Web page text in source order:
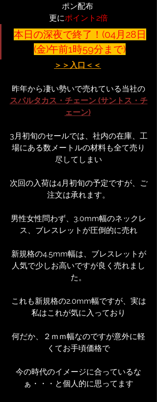
ポン配布
更にポイント2倍
本日の深夜で終了！(04月28日
(金)午前1時59分まで)
＞＞入口＜＜
昨年から凄い勢いで売れている当社の
スパルタカス・チェーン (サントス・チ
ェーン)
3月初旬のセールでは、社内の在庫、工
場にある数メートルの材料も全て売り
尽してしまい
次回の入荷は4月初旬の予定ですが、ご
注文は承れます。
男性女性問わず、3.0mm幅のネックレ
ス、ブレスレットが圧倒的に売れ
新規格の4.5mm幅は、ブレスレットが
人気で少しお高いですが良く売れまし
た。
これも新規格の2.0mm幅ですが、実は
私はこれが気に入っており
何だか、２ｍｍ幅なのですが意外に軽
くてお手頃価格で
今の時代のイメージに合っているな
ぁ・・・と個人的に思ってます